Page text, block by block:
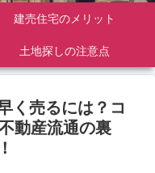
建売住宅のメリット
土地探しの注意点
く売るには？コ
動産流通の裏